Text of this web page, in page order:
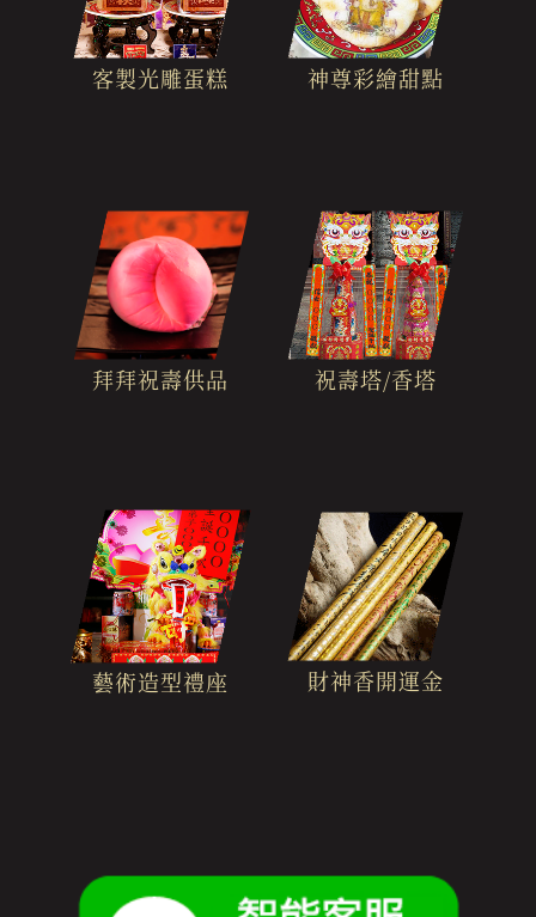
客製光雕蛋糕 神尊彩繪甜點
拜拜祝壽供品 祝壽塔/香塔
藝術造型禮座 財神香開運金